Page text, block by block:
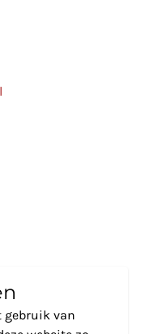
gebruik van